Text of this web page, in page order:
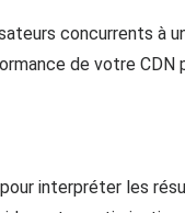
concurrents à
de votre CDN
interpréter les